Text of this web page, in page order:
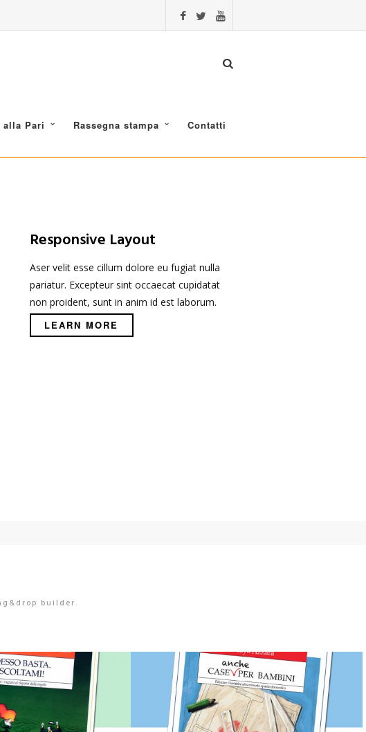
Pari Rassegna stampa Contatti
Responsive Layout
Aser velit esse cillum dolore eu fugiat nulla
pariatur. Excepteur sint occaecat cupidatat
non proident, sunt in anim id est laborum.
LEARN MORE
builder.